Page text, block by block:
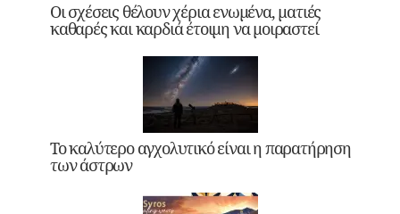
Οι σχέσεις θέλουν χέρια ενωμένα, ματιές
καθαρές και καρδιά έτοιμη να μοιραστεί
Το καλύτερο αγχολυτικό είναι η παρατήρηση
των άστρων